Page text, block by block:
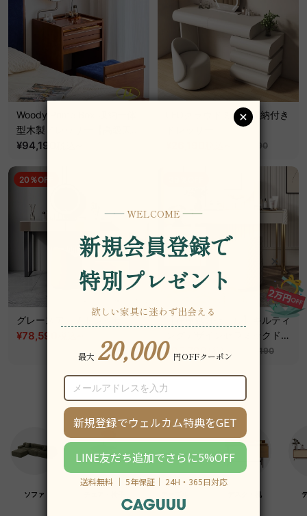
Woody Prime Box 収納一体
型木製ドレッサー【高級天然
ツゲ材】
¥94,190
LEDクラウドミラー収納付き
¥29,190
20％OFF
グレースアーチドレッサー
¥78,590
【在庫処分セール】キルティ
ングデザインセラミックドレ
ッサー｜上品な縫製と美しく
¥85,790 税込 ¥140,190
ソファ デスク・机